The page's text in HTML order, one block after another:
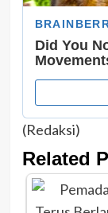
(Redaksi)
Related